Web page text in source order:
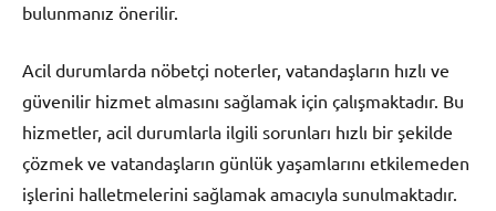
bulunmanız önerilir.
Acil durumlarda nöbetçi noterler, vatandaşların hızlı ve
güvenilir hizmet almasını sağlamak için çalışmaktadır. Bu
hizmetler, acil durumlarla ilgili sorunları hızlı bir şekilde
çözmek ve vatandaşların günlük yaşamlarını etkilemeden
işlerini halletmelerini sağlamak amacıyla sunulmaktadır.